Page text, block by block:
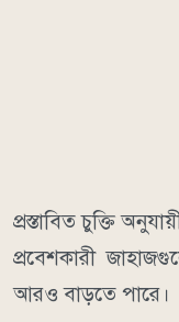
প্রস্তাবিত চুক্তি
প্রবেশকারী
আরও বাড়তে পারে।